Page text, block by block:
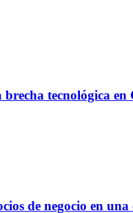
tecnológica
de negocio en